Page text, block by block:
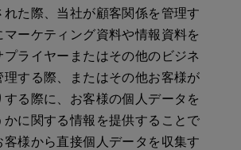
れた際、当社が顧客関係を管理す
マーケティング資料や情報資料を
ライヤーまたはその他のビジネ
理する際、またはその他お客様が
る際に、お客様の個人データを
かに関する情報を提供することで
様から直接個人データを収集す